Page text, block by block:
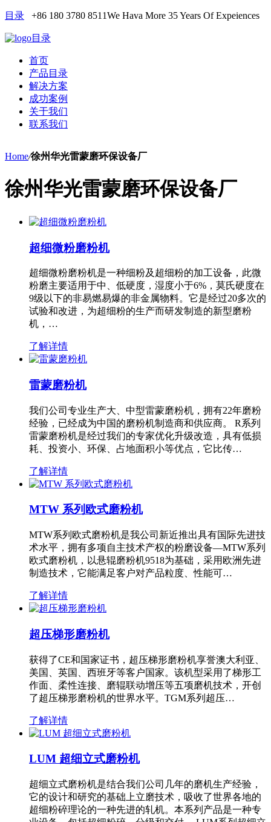
目录 +86 180 3780 8511We Hava More 35 Years Of Expeiences
目录
首页
产品目录
解决方案
成功案例
关于我们
联系我们
Home/徐州华光雷蒙磨环保设备厂
徐州华光雷蒙磨环保设备厂
超细微粉磨粉机
超细微粉磨粉机是一种细粉及超细粉的加工设备，此微
粉磨主要适用于中、低硬度，湿度小于6%，莫氏硬度在
9级以下的非易燃易爆的非金属物料。它是经过20多次的
试验和改进，为超细粉的生产而研发制造的新型磨粉
机，…
了解详情
雷蒙磨粉机
我们公司专业生产大、中型雷蒙磨粉机，拥有22年磨粉
经验，已经成为中国的磨粉机制造商和供应商。 R系列
雷蒙磨粉机是经过我们的专家优化升级改造，具有低损
耗、投资小、环保、占地面积小等优点，它比传…
了解详情
MTW 系列欧式磨粉机
MTW系列欧式磨粉机是我公司新近推出具有国际先进技
术水平，拥有多项自主技术产权的粉磨设备—MTW系列
欧式磨粉机，以悬辊磨粉机9518为基础，采用欧洲先进
制造技术，它能满足客户对产品粒度、性能可…
了解详情
超压梯形磨粉机
获得了CE和国家证书，超压梯形磨粉机享誉澳大利亚、
美国、英国、西班牙等客户国家。该机型采用了梯形工
作面、柔性连接、磨辊联动增压等五项磨机技术，开创
了超压梯形磨粉机的世界水平。TGM系列超压…
了解详情
LUM 超细立式磨粉机
超细立式磨粉机是结合我们公司几年的磨机生产经验，
它的设计和研究的基础上立磨技术，吸收了世界各地的
超细粉碎理论的一种先进的轧机。本系列产品是一种专